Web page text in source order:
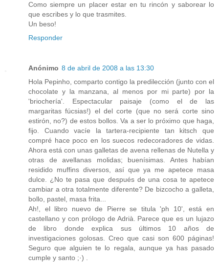
Como siempre un placer estar en tu rincón y saborear lo
que escribes y lo que trasmites.
Un beso!
Responder
Anónimo 8 de abril de 2008 a las 13:30
Hola Pepinho, comparto contigo la predilección (junto con el
chocolate y la manzana, al menos por mi parte) por la
'briochería'. Espectacular paisaje (como el de las
margaritas fúcsias!) el del corte (que no será corte sino
estirón, no?) de estos bollos. Va a ser lo próximo que haga,
fijo. Cuando vacíe la tartera-recipiente tan kitsch que
compré hace poco en los suecos redecoradores de vidas.
Ahora está con unas galletas de avena rellenas de Nutella y
otras de avellanas molidas; buenísimas. Antes habían
residido muffins diversos, así que ya me apetece masa
dulce. ¿No te pasa que después de una cosa te apetece
cambiar a otra totalmente diferente? De bizcocho a galleta,
bollo, pastel, masa frita...
Ah!, el libro nuevo de Pierre se titula 'ph 10', está en
castellano y con prólogo de Adrià. Parece que es un lujazo
de libro donde explica sus últimos 10 años de
investigaciones golosas. Creo que casi son 600 páginas!
Seguro que alguien te lo regala, aunque ya has pasado
cumple y santo ;·) .